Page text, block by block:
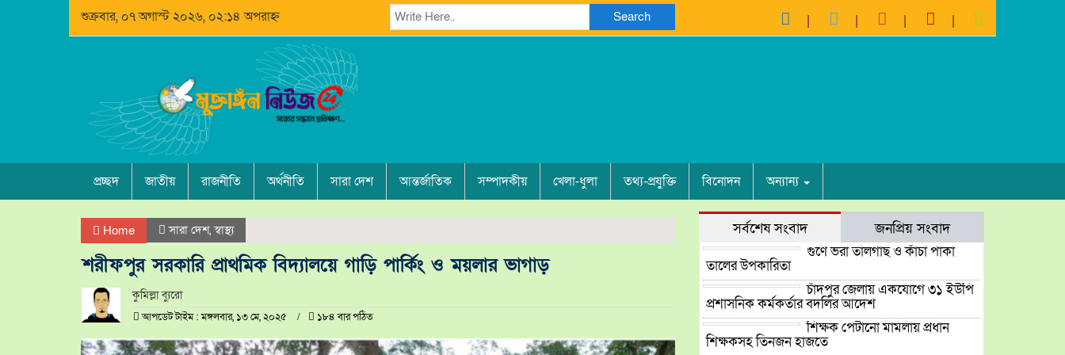
শুক্রবার, ০৭ অগাস্ট ২০২৬, ০২:১৪ অপরাহ্ন Search
প্রচ্ছদ জাতীয় রাজনীতি অর্থনীতি সারা দেশ আন্তর্জাতিক সম্পাদকীয় খেলা-ধুলা তথ্য-প্রযুক্তি বিনোদন অন্যান্য
Home সারা দেশ,স্বাস্থ্য
শরীফপুর সরকারি প্রাথমিক বিদ্যালয়ে গাড়ি পার্কিং ও ময়লার ভাগাড়
কুমিল্লা ব্যুরো
আপডেট টাইম : মঙ্গলবার, ১৩ মে, ২০২৫ ১৮৪ বার পঠিত
সর্বশেষ সংবাদ জনপ্রিয় সংবাদ
গুণে ভরা তালগাছ ও কাঁচা পাকা
তালের উপকারিতা
চাঁদপুর জেলায় একযোগে ৩১ ইউপি
প্রশাসনিক কর্মকর্তার বদলির আদেশ
শিক্ষক পেটানো মামলায় প্রধান
শিক্ষকসহ তিনজন হাজতে